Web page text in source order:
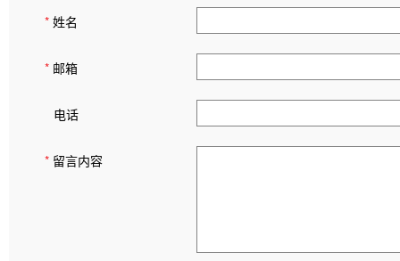
* 姓名
* 邮箱
电话
* 留言内容